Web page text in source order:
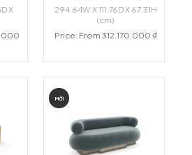
X
294.64W X 111.76D X 67.31H
(cm)
Price: From 312.170.000 ₫
MỚI